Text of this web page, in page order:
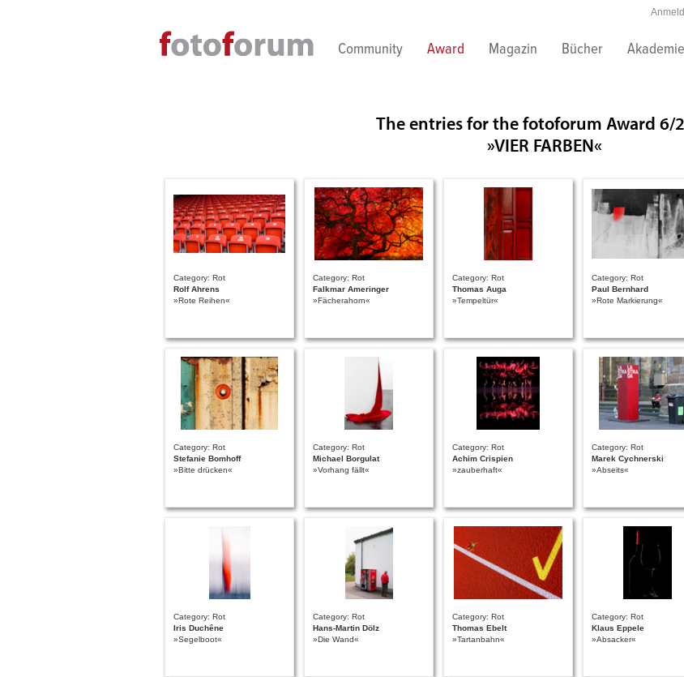
Community Award Magazin Bücher Akademie
The entries for the fotoforum Award 6/
»VIER FARBEN«
Category: Rot
Rolf Ahrens
»Rote Reihen«
Category: Rot
Falkmar Ameringer
»Fächerahorn«
Category: Rot
Thomas Auga
»Tempeltür«
Category: Rot
Paul Bernhard
»Rote Markierung«
Category: Rot
Stefanie Bomhoff
»Bitte drücken«
Category: Rot
Michael Borgulat
»Vorhang fällt«
Category: Rot
Achim Crispien
»zauberhaft«
Category: Rot
Marek Cychnerski
»Abseits«
Category: Rot
Iris Duchêne
»Segelboot«
Category: Rot
Hans-Martin Dölz
»Die Wand«
Category: Rot
Thomas Ebelt
»Tartanbahn«
Category: Rot
Klaus Eppele
»Absacker«